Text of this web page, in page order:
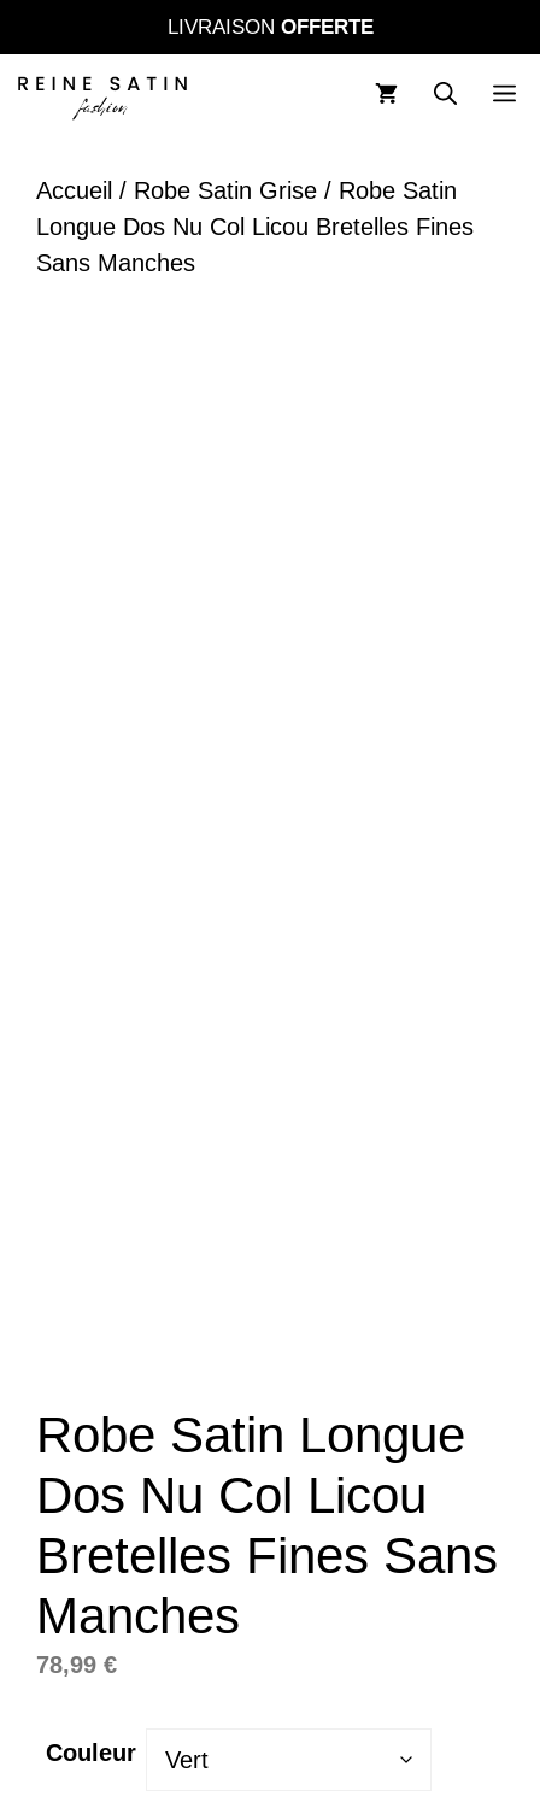
au
contenu
LIVRAISON OFFERTE
Accueil / Robe Satin Grise / Robe Satin
Longue Dos Nu Col Licou Bretelles Fines
Sans Manches
Robe Satin Longue
Dos Nu Col Licou
Bretelles Fines Sans
Manches
78,99 €
Couleur